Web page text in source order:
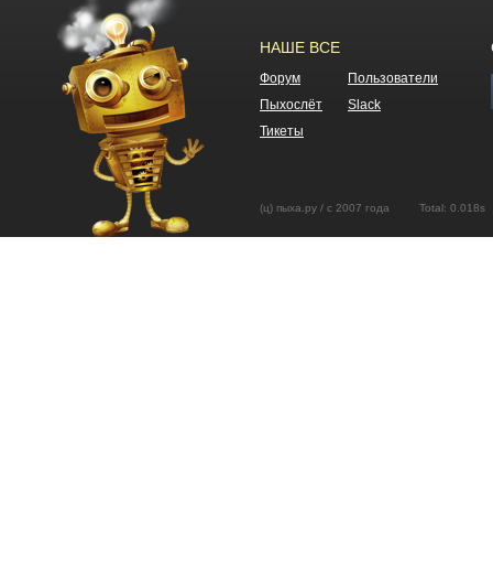
НАШЕ ВСЕ
Форум
Пользователи
Пыхослёт
Slack
Тикеты
(ц) пыха.ру / с 2007 года Total: